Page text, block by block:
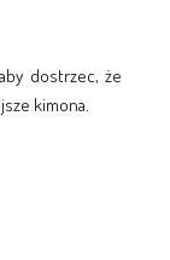
dostrzec, że
kimona.